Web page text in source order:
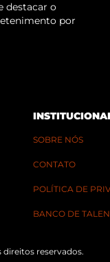
destacar o
por
SOBRE NÓS
CONTATO
POLÍTICA DE
BANCO DE
direitos reservados.